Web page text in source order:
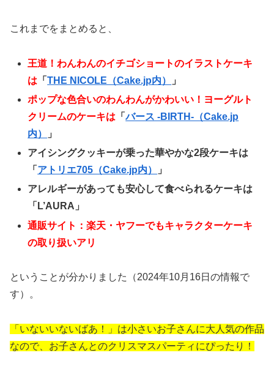
これまでをまとめると、
王道！わんわんのイチゴショートのイラストケーキ
は 「THE NICOLE（Cake.jp内）
」
ポップな色合いのわんわんがかわいい！ヨーグルト
クリームのケーキは 「バース -BIRTH-（Cake.jp
内）
」
アイシングクッキーが乗った華やかな2段ケーキは
「 アトリエ705（Cake.jp内）
」
アレルギーがあっても安心して食べられるケーキは
「L’AURA」
通販サイト：楽天・ヤフーでもキャラクターケーキ
の取り扱いアリ
ということが分かりました（2024年10月16日の情報で
す）。
「いないいないばあ！」は小さいお子さんに大人気の作品
なので、お子さんとのクリスマスパーティにぴったり！